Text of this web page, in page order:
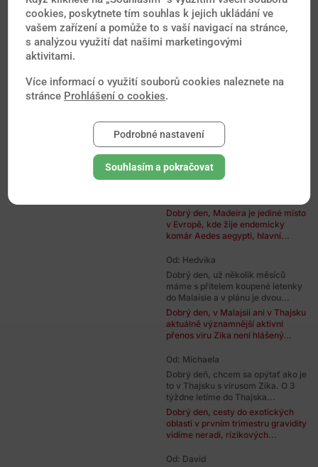
Dobrý den, riziko horečky ZIKA na
Tenerife nehrozí, přesto však pro
jistotu používejte kvalitní...
Dobrý den,byl jsem ve Francii před
6 léty,po malém úraze na na bérci
levé nohyjsem dostal vysoké...
znát mnohem více informací. Kde
přesně se úraz stal, za jakých...
Dobrý den, jsou nějaká zdravotní
Dobrý den, Madeira je jediné místo
v Evropě, kde žije endemicky
komár Aedes aegypti, hlavní...
Od: Hedvika
Dobrý den, už několik měsíců
máme s přítelem koupené letenky
do Malaisie a v plánu je dvou...
Dobrý den, v Malajsii ani v Thajsku
aktuálně významnější aktivní
přenos viru Zika není hlášený...
Od: Michaela
Dobrý deň, chcem sa opýtať ako je
to v Thajsku s vírusom Zika. O 3
týždne letíme do Thajska...
Dobrý den, cesty do exotických
oblastí v prvním trimestru gravidity
vidíme neradi, rizikových...
Od: David
cookies, poskytnete tím souhlas k jejich ukládání ve
vašem zařízení a pomůže to s vaší navigací na stránce,
s analýzou využití dat našimi marketingovými
aktivitami.
Více informací o využití souborů cookies naleznete na
stránce Prohlášení o cookies.
Podrobné nastavení
Souhlasím a pokračovat